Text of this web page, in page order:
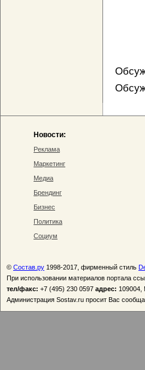
Новости:
Реклама
Маркетинг
Медиа
Брендинг
Бизнес
Политика
Социум
© Состав.ру 1998-2017, фирменный стиль
При использовании материалов портала
тел/факс: +7 (495) 230 0597 адрес: 109004,
Администрация Sostav.ru просит Вас